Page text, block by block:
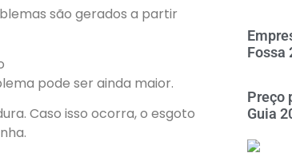
são gerados a partir
pode ser ainda maior.
Caso isso ocorra, o esgoto
Fossa
Preço
Guia